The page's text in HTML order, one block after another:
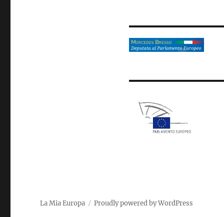
La Mia Europa Proudly powered by WordPress